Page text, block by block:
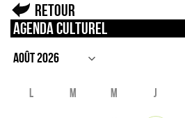
Retour
Agenda culturel
L M M J